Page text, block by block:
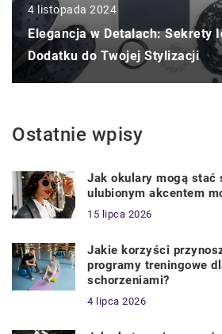
4 listopada 2024
Elegancja w Detalach: Sekrety
Dodatku do Twojej Stylizacji
Ostatnie wpisy
Jak okulary mogą stać
ulubionym akcentem
15 lipca 2026
Jakie korzyści
programy treningowe
schorzeniami?
4 lipca 2026